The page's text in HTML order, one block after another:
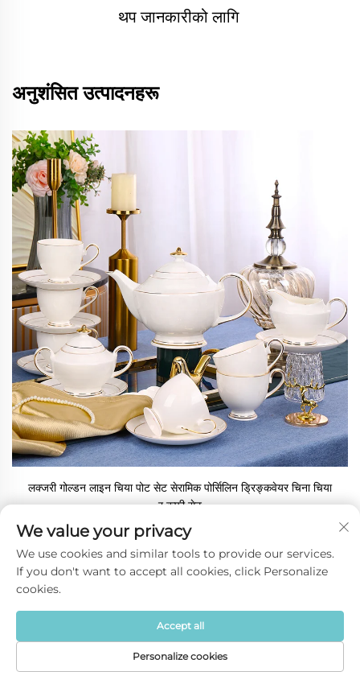
थप जानकारीको लागि
अनुशंसित उत्पादनहरू
लक्जरी गोल्डन लाइन चिया पोट सेट सेरामिक पोर्सिलिन ड्रिङ्कवेयर चिना चिया
र कफी सेट
उद्धरण प्राप्त गर्नुहोस्
गृहपृष्ठ उत्पादन बारेमा संपर्क
We value your privacy
We use cookies and similar tools to provide our services.
If you don't want to accept all cookies, click Personalize
cookies.
Personalize cookies
Accept all